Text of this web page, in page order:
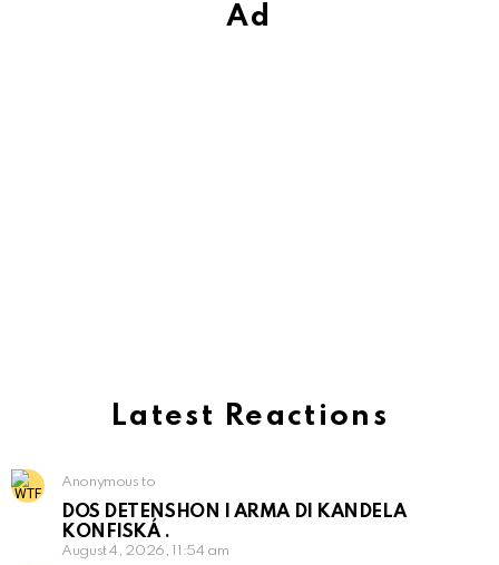
Ad
Latest Reactions
Anonymous to
DOS DETENSHON I ARMA DI KANDELA
KONFISKÁ .
August 4, 2026, 11:54 am